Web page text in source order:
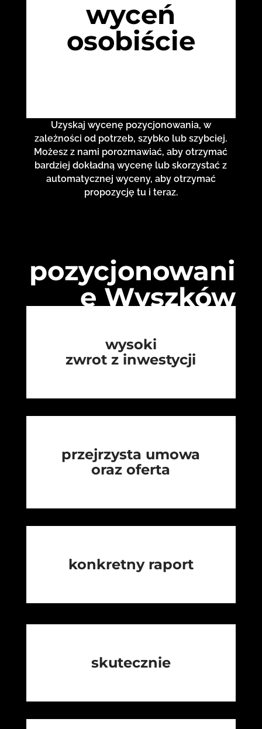
wyceń
osobiście
Uzyskaj wycenę pozycjonowania, w
zależności od potrzeb, szybko lub szybciej.
Możesz z nami porozmawiać, aby otrzymać
bardziej dokładną wycenę lub skorzystać z
automatycznej wyceny, aby otrzymać
propozycję tu i teraz.
pozycjonowani
e Wyszków
wysoki
zwrot z inwestycji
przejrzysta umowa
oraz oferta
konkretny raport
skutecznie